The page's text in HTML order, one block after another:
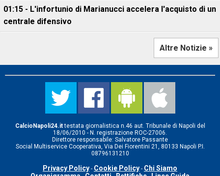
01:15 - L'infortunio di Marianucci accelera l'acquisto di un
centrale difensivo
Altre Notizie »
CalcioNapoli24.ittestata giornalistica n.46 aut. Tribunale di Napoli del
18/06/2010 - N. registrazione ROC-27006.
Direttore responsabile: Salvatore Passante
Social Multiservice Cooperativa, Via Dei Fiorentini 21, 80133 Napoli P.I.
08796131210
Privacy Policy - Cookie Policy - Chi Siamo